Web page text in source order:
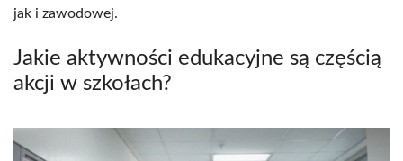
jak i zawodowej.
Jakie aktywności edukacyjne są częścią
akcji w szkołach?